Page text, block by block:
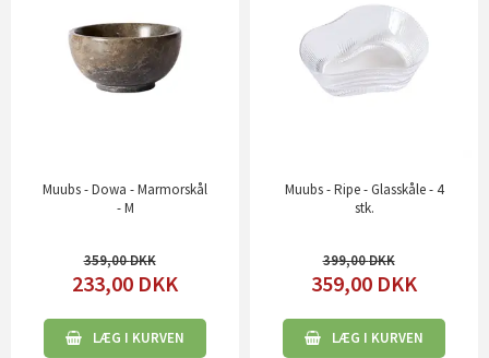
Muubs - Dowa - Marmorskål
- M
359,00
233,00 DKK
LÆG I KURVEN
Muubs - Ripe - Glasskåle - 4
stk.
399,00
359,00 DKK
LÆG I KURVEN